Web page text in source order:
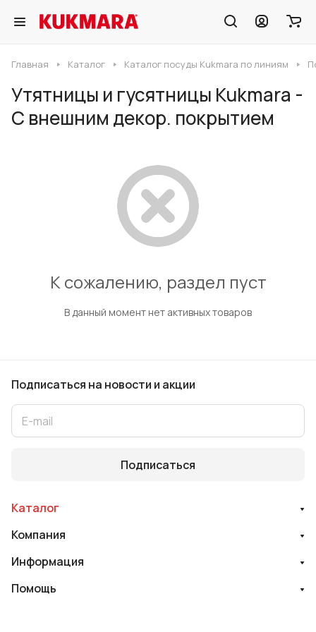
Главная Каталог Каталог посуды Kukmara по линиям
Утятницы и гусятницы Kukmara -
С внешним декор. покрытием
К сожалению, раздел пуст
В данный момент нет активных товаров
Подписаться на новости и акции
Подписаться
Каталог
Компания
Информация
Помощь